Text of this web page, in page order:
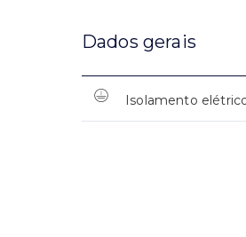
Dados gerais
Isolamento